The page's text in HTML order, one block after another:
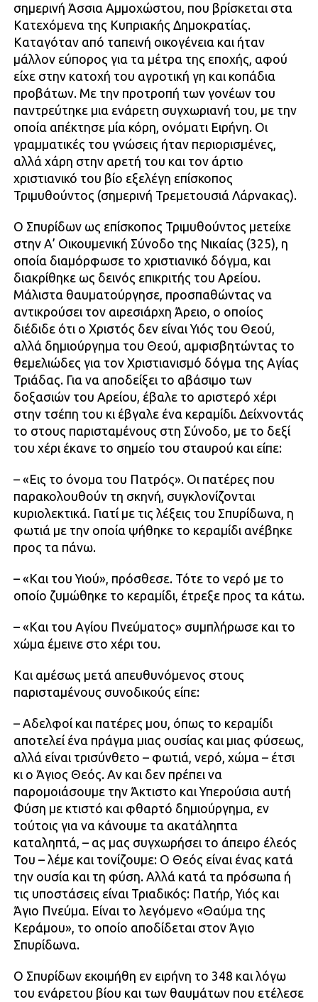
σημερινή Άσσια Αμμοχώστου, που βρίσκεται στα
Κατεχόμενα της Κυπριακής Δημοκρατίας.
Καταγόταν από ταπεινή οικογένεια και ήταν
μάλλον εύπορος για τα μέτρα της εποχής, αφού
είχε στην κατοχή του αγροτική γη και κοπάδια
προβάτων. Με την προτροπή των γονέων του
παντρεύτηκε μια ενάρετη συγχωριανή του, με την
οποία απέκτησε μία κόρη, ονόματι Ειρήνη. Οι
γραμματικές του γνώσεις ήταν περιορισμένες,
αλλά χάρη στην αρετή του και τον άρτιο
χριστιανικό του βίο εξελέγη επίσκοπος
Τριμυθούντος (σημερινή Τρεμετουσιά Λάρνακας).
Ο Σπυρίδων ως επίσκοπος Τριμυθούντος μετείχε
στην Α’ Οικουμενική Σύνοδο της Νικαίας (325), η
οποία διαμόρφωσε το χριστιανικό δόγμα, και
διακρίθηκε ως δεινός επικριτής του Αρείου.
Μάλιστα θαυματούργησε, προσπαθώντας να
αντικρούσει τον αιρεσιάρχη Άρειο, ο οποίος
διέδιδε ότι ο Χριστός δεν είναι Υιός του Θεού,
αλλά δημιούργημα του Θεού, αμφισβητώντας το
θεμελιώδες για τον Χριστιανισμό δόγμα της Αγίας
Τριάδας. Για να αποδείξει το αβάσιμο των
δοξασιών του Αρείου, έβαλε το αριστερό χέρι
στην τσέπη του κι έβγαλε ένα κεραμίδι. Δείχνοντάς
το στους παρισταμένους στη Σύνοδο, με το δεξί
του χέρι έκανε το σημείο του σταυρού και είπε:
– «Εις το όνομα του Πατρός». Οι πατέρες που
παρακολουθούν τη σκηνή, συγκλονίζονται
κυριολεκτικά. Γιατί με τις λέξεις του Σπυρίδωνα, η
φωτιά με την οποία ψήθηκε το κεραμίδι ανέβηκε
προς τα πάνω.
– «Και του Υιού», πρόσθεσε. Τότε το νερό με το
οποίο ζυμώθηκε το κεραμίδι, έτρεξε προς τα κάτω.
– «Και του Αγίου Πνεύματος» συμπλήρωσε και το
χώμα έμεινε στο χέρι του.
Και αμέσως μετά απευθυνόμενος στους
παρισταμένους συνοδικούς είπε:
– Αδελφοί και πατέρες μου, όπως το κεραμίδι
αποτελεί ένα πράγμα μιας ουσίας και μιας φύσεως,
αλλά είναι τρισύνθετο – φωτιά, νερό, χώμα – έτσι
κι ο Άγιος Θεός. Αν και δεν πρέπει να
παρομοιάσουμε την Άκτιστο και Υπερούσια αυτή
Φύση με κτιστό και φθαρτό δημιούργημα, εν
τούτοις για να κάνουμε τα ακατάληπτα
καταληπτά, – ας μας συγχωρήσει το άπειρο έλεός
Του – λέμε και τονίζουμε: Ο Θεός είναι ένας κατά
την ουσία και τη φύση. Αλλά κατά τα πρόσωπα ή
τις υποστάσεις είναι Τριαδικός: Πατήρ, Υιός και
Άγιο Πνεύμα. Είναι το λεγόμενο «Θαύμα της
Κεράμου», το οποίο αποδίδεται στον Άγιο
Σπυρίδωνα.
Ο Σπυρίδων εκοιμήθη εν ειρήνη το 348 και λόγω
του ενάρετου βίου και των θαυμάτων που ετέλεσε